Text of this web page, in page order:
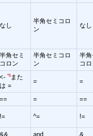
なし
半角セミコロ
ン
なし
半角セミ
コロン
半角セミコロ
ン
半角
コ
<- *5また
は =
= =
== = ==
!= ^= !=
&& and
&